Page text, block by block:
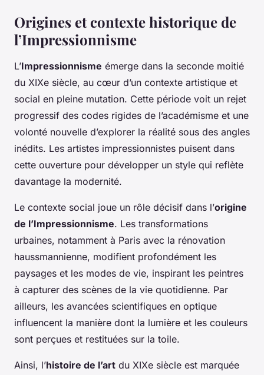
Origines et contexte historique de
l’Impressionnisme
L’Impressionnisme émerge dans la seconde moitié
du XIXe siècle, au cœur d’un contexte artistique et
social en pleine mutation. Cette période voit un rejet
progressif des codes rigides de l’académisme et une
volonté nouvelle d’explorer la réalité sous des angles
inédits. Les artistes impressionnistes puisent dans
cette ouverture pour développer un style qui reflète
davantage la modernité.
Le contexte social joue un rôle décisif dans l’origine
de l’Impressionnisme. Les transformations
urbaines, notamment à Paris avec la rénovation
haussmannienne, modifient profondément les
paysages et les modes de vie, inspirant les peintres
à capturer des scènes de la vie quotidienne. Par
ailleurs, les avancées scientifiques en optique
influencent la manière dont la lumière et les couleurs
sont perçues et restituées sur la toile.
Ainsi, l’histoire de l’art du XIXe siècle est marquée